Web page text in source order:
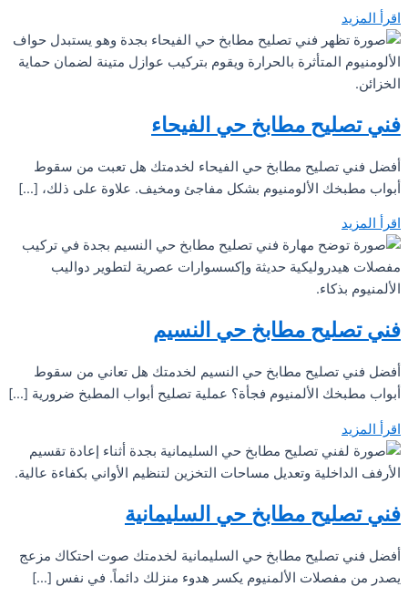
اقرأ المزيد
فني تصليح مطابخ حي الفيحاء
أفضل فني تصليح مطابخ حي الفيحاء لخدمتك هل تعبت من سقوط
أبواب مطبخك الألومنيوم بشكل مفاجئ ومخيف. علاوة على ذلك، […]
اقرأ المزيد
فني تصليح مطابخ حي النسيم
أفضل فني تصليح مطابخ حي النسيم لخدمتك هل تعاني من سقوط
أبواب مطبخك الألمنيوم فجأة؟ عملية تصليح أبواب المطبخ ضرورية […]
اقرأ المزيد
فني تصليح مطابخ حي السليمانية
أفضل فني تصليح مطابخ حي السليمانية لخدمتك صوت احتكاك مزعج
يصدر من مفصلات الألمنيوم يكسر هدوء منزلك دائماً. في نفس […]